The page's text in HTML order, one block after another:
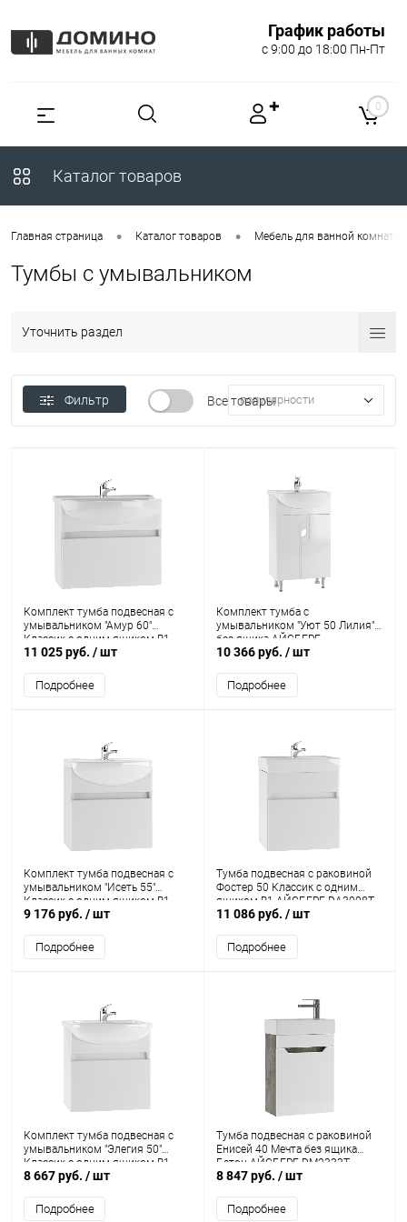
График работы
с 9:00 до 18:00 Пн-Пт
✚ 0
Каталог товаров
Главная страница • Каталог товаров • Мебель для ванной комнаты
Тумбы с умывальником
Уточнить раздел
Фильтр популярности
Все товары
Комплект тумба подвесная с
умывальником "Амур 60"
Классик с одним ящиком В1
Айсберг
11 025 руб. / шт
Подробнее
Комплект тумба с
умывальником "Уют 50 Лилия"
без ящика АЙСБЕРГ
10 366 руб. / шт
Подробнее
Комплект тумба подвесная с
умывальником "Исеть 55"
Классик с одним ящиком В1
Айсберг
9 176 руб. / шт
Подробнее
Тумба подвесная с раковиной
Фостер 50 Классик с одним
ящиком В1 АЙСБЕРГ DA3008T
11 086 руб. / шт
Подробнее
Комплект тумба подвесная с
умывальником "Элегия 50"
Классик с одним ящиком В1
Айсберг
8 667 руб. / шт
Подробнее
Тумба подвесная с раковиной
Енисей 40 Мечта без ящика
Бетон АЙСБЕРГ DM2333T
8 847 руб. / шт
Подробнее